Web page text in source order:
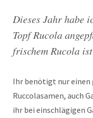
Dieses Jahr habe
Topf Rucola
frischem Rucola
Ihr benötigt nur einen
Ruccolasamen, auch
ihr bei einschlägigen